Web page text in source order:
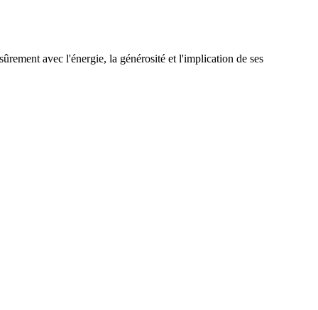
avec l'énergie, la générosité et l'implication de ses